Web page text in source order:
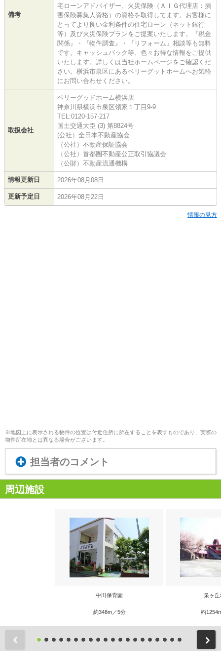
備考
宅ローンアドバイザー、火災保険（ＡＩＧ代理店：損
害保険募集人資格）の資格を取得してます。お客様に
とってより良い金利条件の住宅ローン（ネット銀行
等）及び火災保険プランをご提案いたします。『税金
関係』・『物件調査』・『リフォーム』相談等も無料
です。キャッシュバック等、色々お得な情報をご提供
いたします。詳しくは当社ホームページをご確認くだ
さい。横浜市泉区にあるベリーグットホームへお気軽
にお問い合わせください。
取扱会社
ベリーグッドホーム横浜店
神奈川県横浜市泉区領家１丁目9-9
TEL:0120-157-217
国土交通大臣 (3) 第8824号
(公社）全日本不動産協会
（公社）不動産保証協会
（公社）首都圏不動産公正取引協議会
（公財）不動産流通機構
情報更新日 2026年08月08日
更新予定日 2026年08月22日
情報の見方
※地図上に表示される物件の位置は付近住所に所在することを表すものであり、実際の
物件所在地とは異なる場合がございます。
担当者のコメント
周辺施設
中田保育園
約348m／5分
泉ヶ丘
約